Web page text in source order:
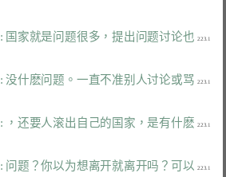
: 国家就是问题很多，提出问题讨论也
  223.1
: 没什麽问题。一直不准别人讨论或骂
  223.1
: ，还要人滚出自己的国家，是有什麽
  223.1
: 问题？你以为想离开就离开吗？可以
  223.1